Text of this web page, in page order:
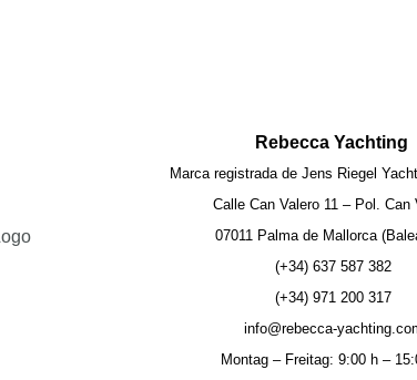
Rebecca Yachting
Marca registrada de Jens Riegel
Calle Can Valero 11 – Pol. Can
07011 Palma de Mallorca
(+34) 637 587 382
(+34) 971 200 317
info@rebecca-
Montag – Freitag: 9:00 h –